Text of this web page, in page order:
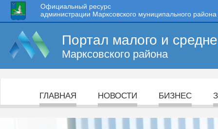
Официальный ресурс
администрации Марксовского муниципального района
Портал малого и
Марксовского района
ГЛАВНАЯ НОВОСТИ БИЗНЕС